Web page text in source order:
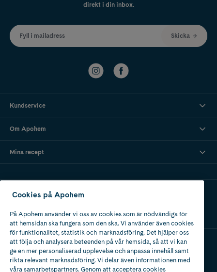
direkt i din inbox.
Fyll i mailadress Skicka
Kundservice
Om Apohem
Mina recept
Ladda ner vår app
Apotek med tillstånd
av Läkemedelsverket
Cookies på Apohem
På Apohem använder vi oss av cookies som är nödvändiga för
att hemsidan ska fungera som den ska. Vi använder även cookies
för funktionalitet, statistik och marknadsföring. Det hjälper oss
att följa och analysera beteenden på vår hemsida, så att vi kan
ge en mer personaliserad upplevelse och anpassa innehåll samt
rikta relevant marknadsföring. Vi delar även informationen med
våra samarbetspartners. Genom att acceptera cookies